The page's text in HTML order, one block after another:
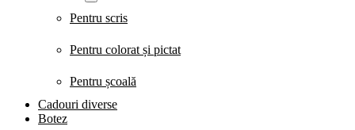
Pentru scris
Pentru colorat și pictat
Pentru școală
Cadouri diverse
Botez